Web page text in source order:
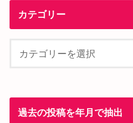
カテゴリー
過去の投稿を年月で抽出